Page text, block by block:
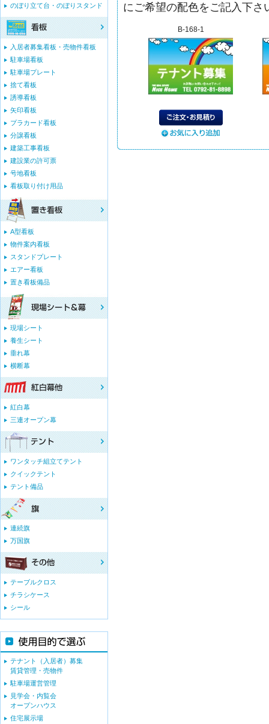
にご希望の配色をご記入下さ
B-168-1
のぼり立て台・のぼりスタンド
入居者募集看板・売物件看板
駐車場看板
駐車場プレート
捨て看板
誘導看板
矢印看板
プラカード看板
分譲看板
建築工事看板
建設業の許可票
号地看板
看板取り付け用品
A型看板
物件案内看板
スタンドプレート
エアー看板
置き看板備品
現場シート
養生シート
垂れ幕
横断幕
紅白幕
三連オープン幕
ワンタッチ組立てテント
クイックテント
テント備品
連続旗
万国旗
テーブルクロス
チラシケース
シール
テナント（入居者）募集
賃貸管理・売物件
駐車場運営管理
見学会・内覧会
オープンハウス
住宅展示場